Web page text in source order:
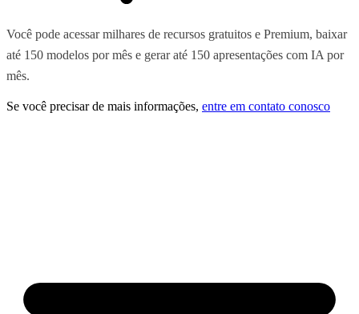
Você pode acessar milhares de recursos gratuitos e Premium, baixar
até 150 modelos por mês e gerar até 150 apresentações com IA por
mês.
Se você precisar de mais informações, entre em contato conosco